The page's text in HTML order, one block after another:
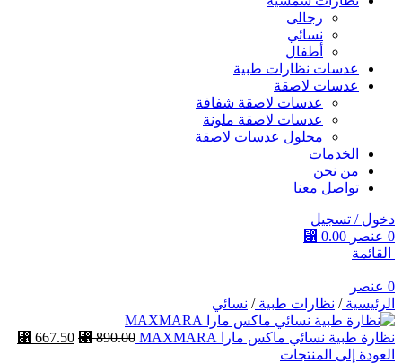
رجالى
نسائي
أطفال
عدسات نظارات طبية
عدسات لاصقة
عدسات لاصقة شفافة
عدسات لاصقة ملونة
محلول عدسات لاصقة
الخدمات
من نحن
تواصل معنا
دخول / تسجيل
0 عنصر ⃁ 0.00
القائمة
0 عنصر
الرئيسية/ نظارات طبية/ نسائي
نظارة طبية نسائي ماكس مارا MAXMARA ⃁890.00
⃁ 667.50
العودة إلى المنتجات